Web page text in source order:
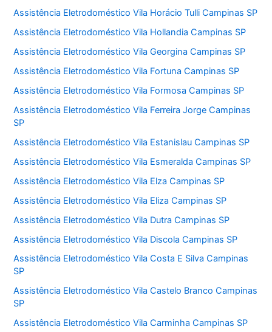
Assistência Eletrodoméstico Vila Horácio Tulli Campinas SP
Assistência Eletrodoméstico Vila Hollandia Campinas SP
Assistência Eletrodoméstico Vila Georgina Campinas SP
Assistência Eletrodoméstico Vila Fortuna Campinas SP
Assistência Eletrodoméstico Vila Formosa Campinas SP
Assistência Eletrodoméstico Vila Ferreira Jorge Campinas
SP
Assistência Eletrodoméstico Vila Estanislau Campinas SP
Assistência Eletrodoméstico Vila Esmeralda Campinas SP
Assistência Eletrodoméstico Vila Elza Campinas SP
Assistência Eletrodoméstico Vila Eliza Campinas SP
Assistência Eletrodoméstico Vila Dutra Campinas SP
Assistência Eletrodoméstico Vila Discola Campinas SP
Assistência Eletrodoméstico Vila Costa E Silva Campinas
SP
Assistência Eletrodoméstico Vila Castelo Branco Campinas
SP
Assistência Eletrodoméstico Vila Carminha Campinas SP